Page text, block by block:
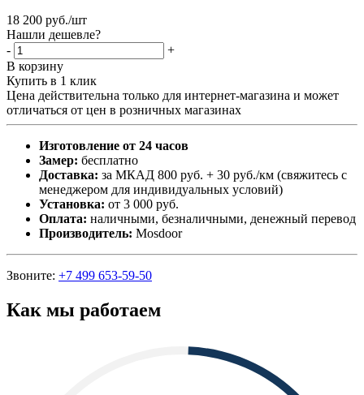
18 200 руб./шт
Нашли дешевле?
-
+
В корзину
Купить в 1 клик
Цена действительна только для интернет-магазина и может
отличаться от цен в розничных магазинах
Изготовление от 24 часов
Замер: бесплатно
Доставка: за МКАД 800 руб. + 30 руб./км (свяжитесь с
менеджером для индивидуальных условий)
Установка: от 3 000 руб.
Оплата: наличными, безналичными, денежный перевод
Производитель: Mosdoor
Звоните: +7 499 653-59-50
Как мы работаем